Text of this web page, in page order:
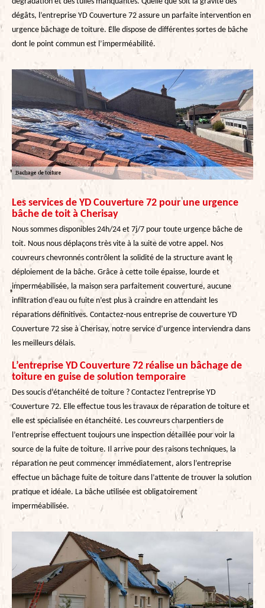
dégâts, l’entreprise YD Couverture 72 assure un parfaite intervention en
urgence bâchage de toiture. Elle dispose de différentes sortes de bâche
dont le point commun est l’imperméabilité.
Les services de YD Couverture 72 pour une urgence
bâche de toit à Cherisay
Nous sommes disponibles 24h/24 et 7j/7 pour toute urgence bâche de
toit. Nous nous déplaçons très vite à la suite de votre appel. Nos
couvreurs chevronnés contrôlent la solidité de la structure avant le
déploiement de la bâche. Grâce à cette toile épaisse, lourde et
imperméabilisée, la maison sera parfaitement couverture, aucune
infiltration d’eau ou fuite n’est plus à craindre en attendant les
réparations définitives. Contactez-nous entreprise de couverture YD
Couverture 72 sise à Cherisay, notre service d’urgence interviendra dans
les meilleurs délais.
L’entreprise YD Couverture 72 réalise un bâchage de
toiture en guise de solution temporaire
Des soucis d’étanchéité de toiture ? Contactez l’entreprise YD
Couverture 72. Elle effectue tous les travaux de réparation de toiture et
elle est spécialisée en étanchéité. Les couvreurs charpentiers de
l’entreprise effectuent toujours une inspection détaillée pour voir la
source de la fuite de toiture. Il arrive pour des raisons techniques, la
réparation ne peut commencer immédiatement, alors l’entreprise
effectue un bâchage fuite de toiture dans l’attente de trouver la solution
pratique et idéale. La bâche utilisée est obligatoirement
imperméabilisée.